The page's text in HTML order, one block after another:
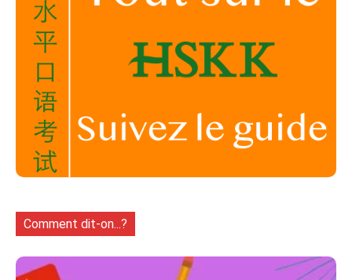
Comment dit-on...?